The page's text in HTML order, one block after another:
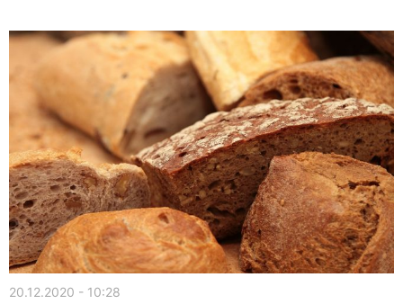
20.12.2020 - 10:28